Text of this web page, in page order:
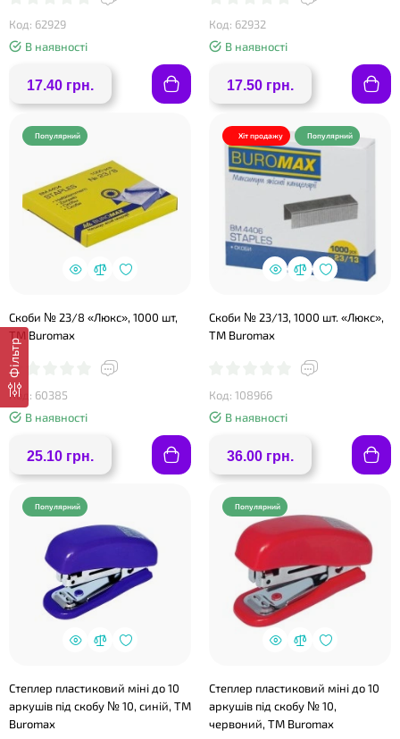
Фільтр
Код: 62929
В наявності
17.40 грн.
Код: 62932
В наявності
17.50 грн.
Популярний
Скоби № 23/8 «Люкс», 1000 шт,
ТМ Buromax
Код: 60385
В наявності
25.10 грн.
Хіт продажу Популярний
Скоби № 23/13, 1000 шт. «Люкс»,
ТМ Buromax
Код: 108966
В наявності
36.00 грн.
Популярний
Степлер пластиковий міні до 10
аркушів під скобу № 10, синій, ТМ
Buromax
Популярний
Степлер пластиковий міні до 10
аркушів під скобу № 10,
червоний, ТМ Buromax